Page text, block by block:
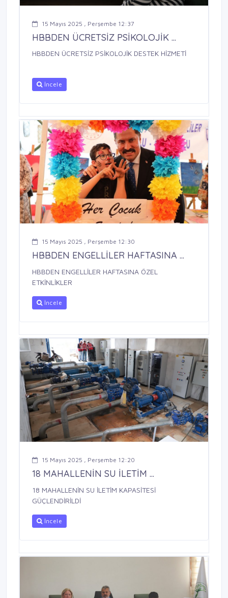
15 Mayıs 2025 , Perşembe 12:37
HBBDEN ÜCRETSİZ PSİKOLOJİK ...
HBBDEN ÜCRETSİZ PSİKOLOJİK DESTEK HİZMETİ
İncele
15 Mayıs 2025 , Perşembe 12:30
HBBDEN ENGELLİLER HAFTASINA ...
HBBDEN ENGELLİLER HAFTASINA ÖZEL
ETKİNLİKLER
İncele
15 Mayıs 2025 , Perşembe 12:20
18 MAHALLENİN SU İLETİM ...
18 MAHALLENİN SU İLETİM KAPASİTESİ
GÜÇLENDİRİLDİ
İncele